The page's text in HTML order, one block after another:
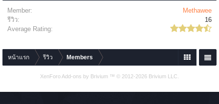
Member:
Methawee
รีวิว:
16
Average Rating:
หน้าแรก รีวิว Members
XenForo Add-ons by Brivium ™ © 2012-2026 Brivium LLC.